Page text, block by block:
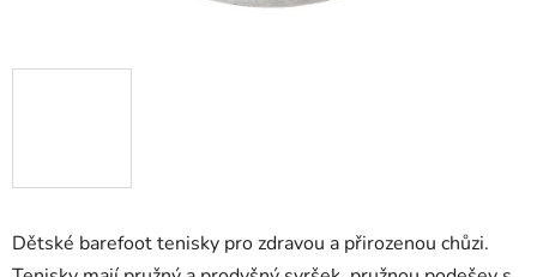
Dětské barefoot tenisky pro zdravou a přirozenou chůzi.